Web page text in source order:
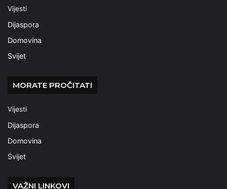
Vijesti
Dijaspora
Domovina
Svijet
MORATE PROČITATI
Vijesti
Dijaspora
Domovina
Svijet
VAŽNI LINKOVI